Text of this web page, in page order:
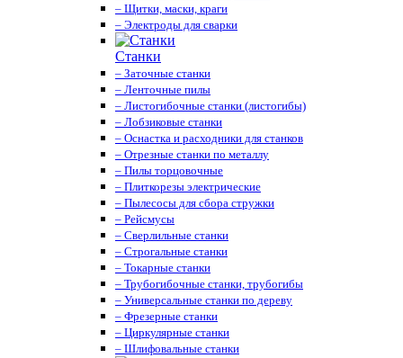
– Щитки, маски, краги
– Электроды для сварки
Станки
– Заточные станки
– Ленточные пилы
– Листогибочные станки (листогибы)
– Лобзиковые станки
– Оснастка и расходники для станков
– Отрезные станки по металлу
– Пилы торцовочные
– Плиткорезы электрические
– Пылесосы для сбора стружки
– Рейсмусы
– Сверлильные станки
– Строгальные станки
– Токарные станки
– Трубогибочные станки, трубогибы
– Универсальные станки по дереву
– Фрезерные станки
– Циркулярные станки
– Шлифовальные станки